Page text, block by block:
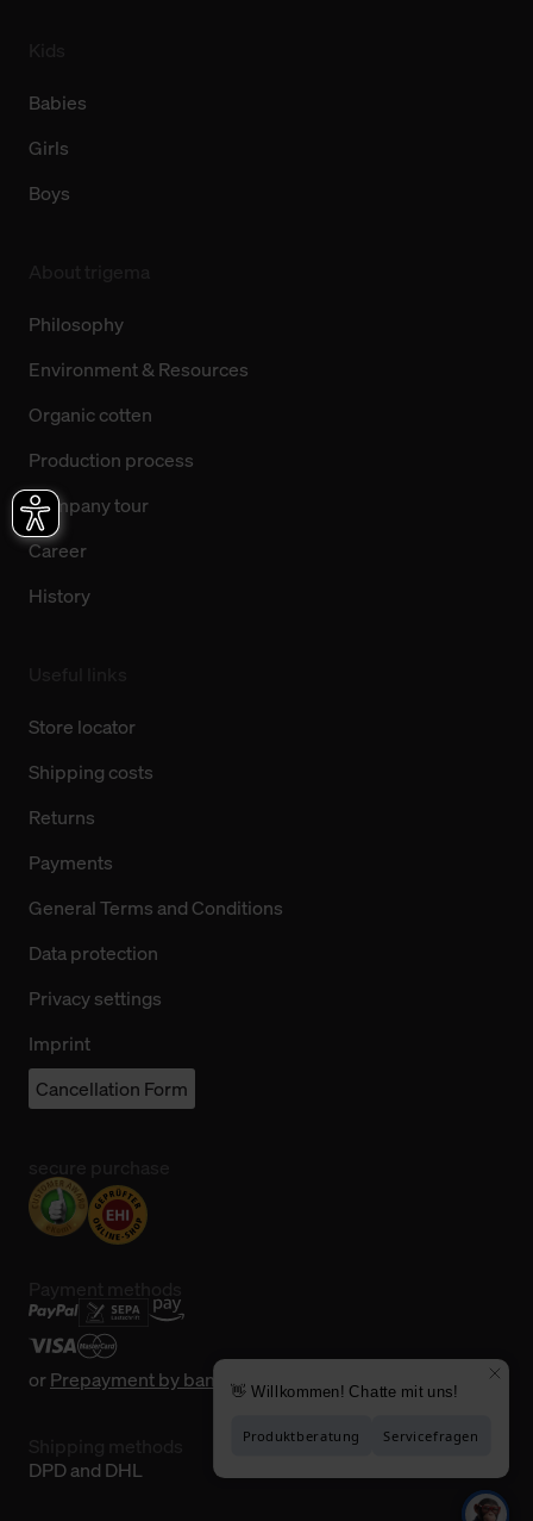
Babies
Girls
Boys
Philosophy
Environment & Resources
Organic cotten
Production process
Company tour
Career
History
Store locator
Shipping costs
Returns
Payments
General Terms and Conditions
Data protection
Privacy settings
Imprint
Cancellation Form
orPrepayment by bank transfer
DPD and DHL